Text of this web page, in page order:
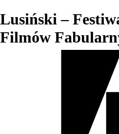
Lusiński –
Filmów